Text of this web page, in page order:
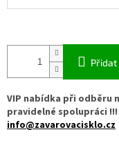
Přidat
VIP nabídka při odběru
pravidelné spolupráci
info@zavarovacisklo.cz